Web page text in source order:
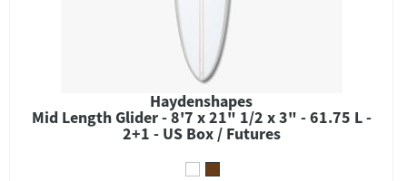
Haydenshapes
Mid Length Glider - 8'7 x 21" 1/2 x 3" - 61.75 L -
2+1 - US Box / Futures